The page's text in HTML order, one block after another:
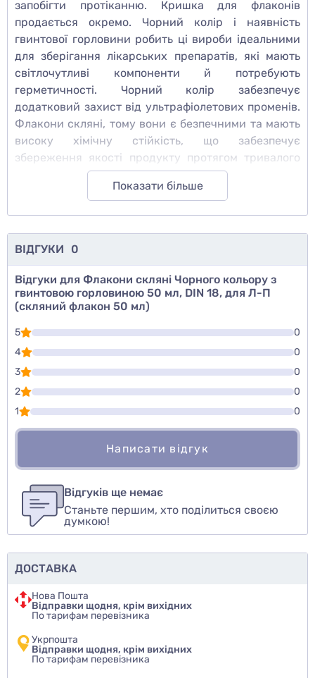
запобігти протіканню. Кришка для флаконів
продається окремо. Чорний колір і наявність
гвинтової горловини робить ці вироби ідеальними
для зберігання лікарських препаратів, які мають
світлочутливі компоненти й потребують
герметичності. Чорний колір забезпечує
додатковий захист від ультрафіолетових променів.
Флакони скляні, тому вони є безпечними та мають
високу хімічну стійкість, що забезпечує
збереження якості продукту протягом тривалого
часу. Також, скляні флакони є екологічно чистим
варіантом, що відповідає сучасним вимогам
забезпечити достатню кількість для зберігання
препаратів для медичних закладів та інших
медичних установ.
Показати більше
ВІДГУКИ 0
Відгуки для Флакони скляні Чорного кольору з
гвинтовою горловиною 50 мл, DIN 18, для Л-П
(скляний флакон 50 мл)
5
0
4
0
3
0
2
0
1
0
Написати відгук
авторизуйтесьили войдите
Оцінити товар
Відгуків ще немає
Станьте першим, хто поділиться своєю
думкою!
ДОСТАВКА
Нова Пошта
Відправки щодня, крім вихідних
По тарифам перевізника
Укрпошта
Відправки щодня, крім вихідних
По тарифам перевізника